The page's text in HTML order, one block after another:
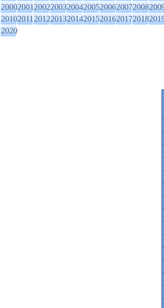
200020012002200320042005200620072008
201020112012201320142015201620172018
2020